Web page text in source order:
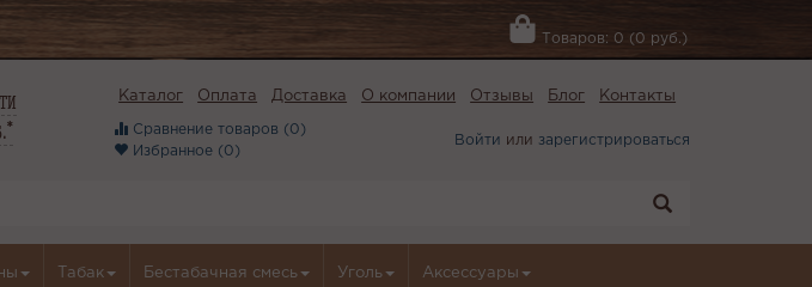
Товаров: 0 (0 руб.)
Каталог Оплата Доставка О компании Отзывы Блог Контакты
Сравнение товаров (0)
Избранное (0)
Войти или зарегистрироваться
Табак Бестабачная смесь Уголь Аксессуары